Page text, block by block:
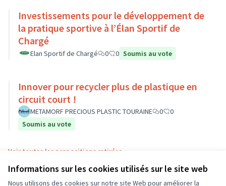
Informations sur les cookies utilisés sur le site web
Nous utilisons des cookies sur notre site Web pour améliorer la
Investissements pour le développement de
la pratique sportive à l’Élan Sportif de
Chargé
Elan Sportif de Chargé 0 0 Soumis au vote
Innover pour recycler plus de plastique en
circuit court !
METAMORF PRECIOUS PLASTIC TOURAINE 0
0
Soumis au vote
Voir toutes les propositions retirées